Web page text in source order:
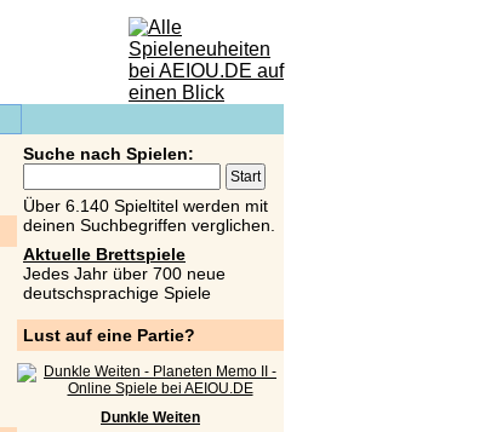
Suche nach Spielen:
Über 6.140 Spieltitel werden mit
deinen Suchbegriffen verglichen.
Aktuelle Brettspiele
Jedes Jahr über 700 neue
deutschsprachige Spiele
Lust auf eine Partie?
Dunkle Weiten